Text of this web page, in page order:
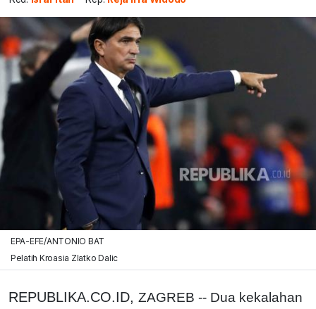
EPA-EFE/ANTONIO BAT
Pelatih Kroasia Zlatko Dalic
REPUBLIKA.CO.ID, ZAGREB -- Dua kekalahan